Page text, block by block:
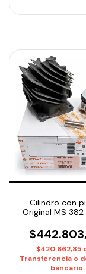
Cilindro con
Original MS 382
$420.662,85
Transferencia o
bancario